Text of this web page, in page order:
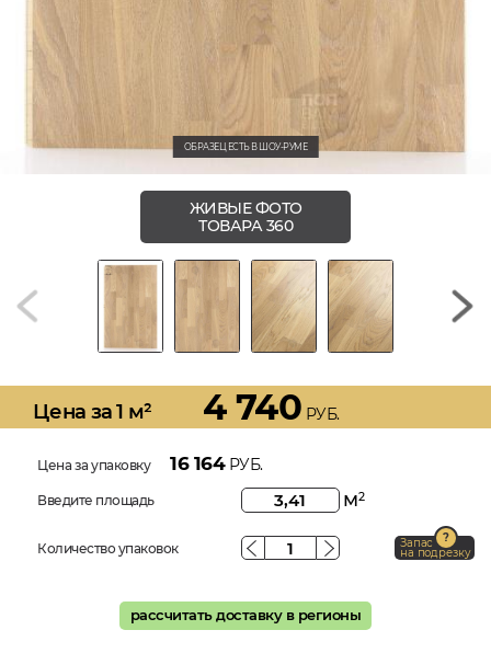
ОБРАЗЕЦ ЕСТЬ В ШОУ-РУМЕ
ЖИВЫЕ ФОТО
ТОВАРА 360
Цена за 1 м² 4 740 РУБ.
Цена за упаковку 16 164РУБ.
Введите площадь м2
Количество упаковок Запас
на подрезку
рассчитать доставку в регионы